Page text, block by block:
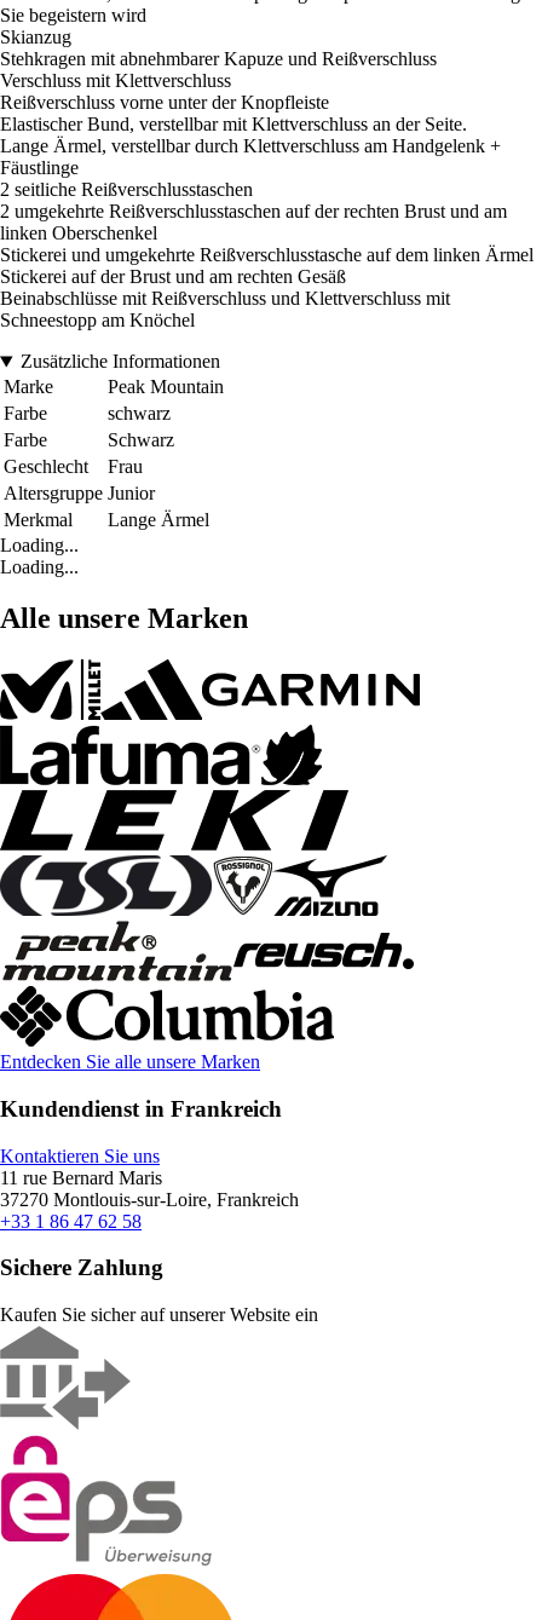
Sie begeistern wird
Skianzug
Stehkragen mit abnehmbarer Kapuze und Reißverschluss
Verschluss mit Klettverschluss
Reißverschluss vorne unter der Knopfleiste
Elastischer Bund, verstellbar mit Klettverschluss an der Seite.
Lange Ärmel, verstellbar durch Klettverschluss am Handgelenk +
Fäustlinge
2 seitliche Reißverschlusstaschen
2 umgekehrte Reißverschlusstaschen auf der rechten Brust und am
linken Oberschenkel
Stickerei und umgekehrte Reißverschlusstasche auf dem linken Ärmel
Stickerei auf der Brust und am rechten Gesäß
Beinabschlüsse mit Reißverschluss und Klettverschluss mit
Schneestopp am Knöchel
Zusätzliche Informationen
Marke
Peak Mountain
Farbe
schwarz
Farbe
Schwarz
Geschlecht
Frau
Altersgruppe Junior
Merkmal
Lange Ärmel
Loading...
Loading...
Alle unsere Marken
Entdecken Sie alle unsere Marken
Kundendienst in Frankreich
Kontaktieren Sie uns
11 rue Bernard Maris
37270 Montlouis-sur-Loire, Frankreich
+33 1 86 47 62 58
Sichere Zahlung
Kaufen Sie sicher auf unserer Website ein